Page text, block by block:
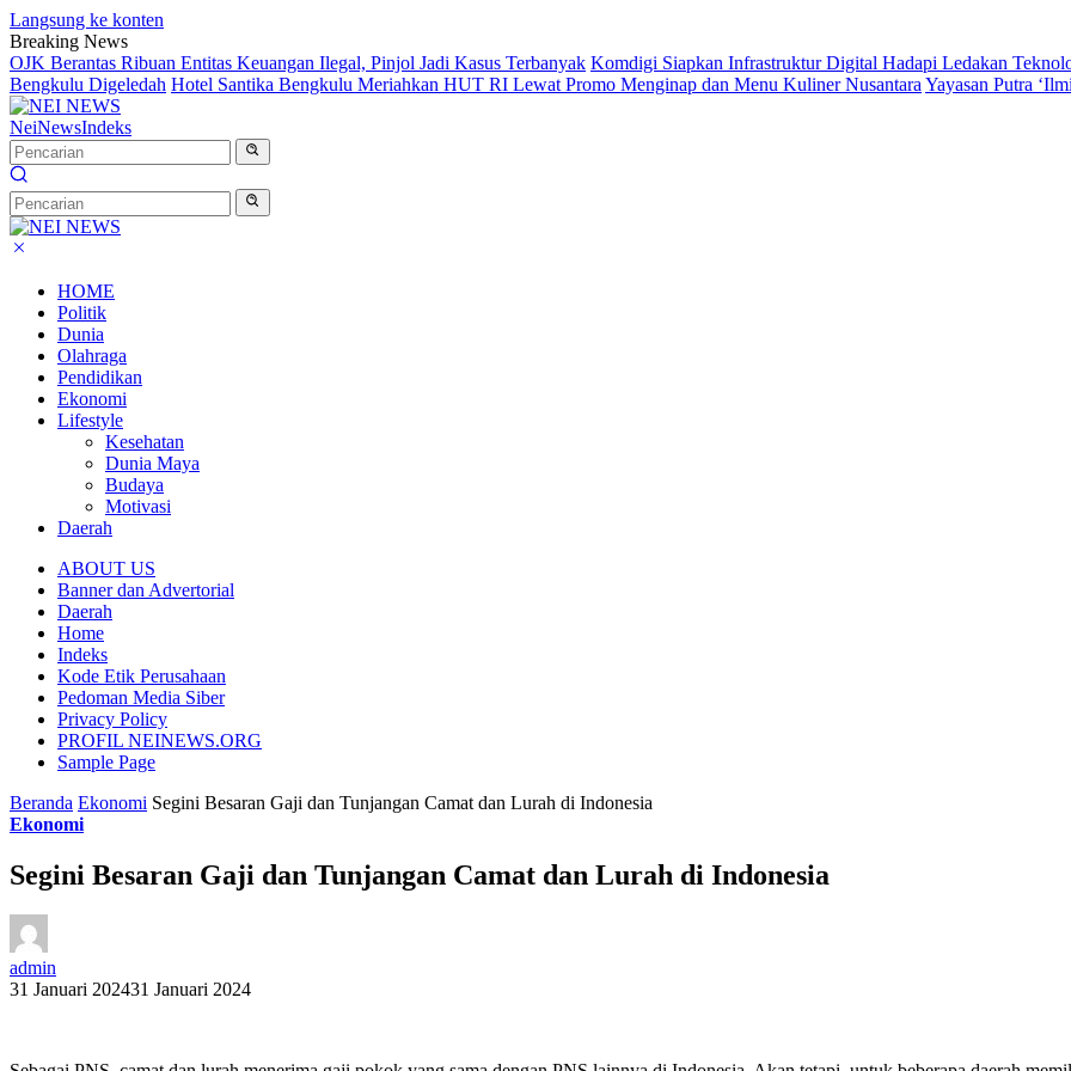
Langsung ke konten
Breaking News
OJK Berantas Ribuan Entitas Keuangan Ilegal, Pinjol Jadi Kasus Terbanyak Komdigi Siapkan Infrastruktur Digital Hadapi Ledakan
Bengkulu Digeledah Hotel Santika Bengkulu Meriahkan HUT RI Lewat Promo Menginap dan Menu Kuliner Nusantara Yayasan Putra
NeiNewsIndeks
HOME
Politik
Dunia
Olahraga
Pendidikan
Ekonomi
Lifestyle
Kesehatan
Dunia Maya
Budaya
Motivasi
Daerah
ABOUT US
Banner dan Advertorial
Daerah
Home
Indeks
Kode Etik Perusahaan
Pedoman Media Siber
Privacy Policy
PROFIL NEINEWS.ORG
Sample Page
Beranda Ekonomi Segini Besaran Gaji dan Tunjangan Camat dan Lurah di Indonesia
Ekonomi
Segini Besaran Gaji dan Tunjangan Camat dan Lurah di Indonesia
admin
31 Januari 202431 Januari 2024